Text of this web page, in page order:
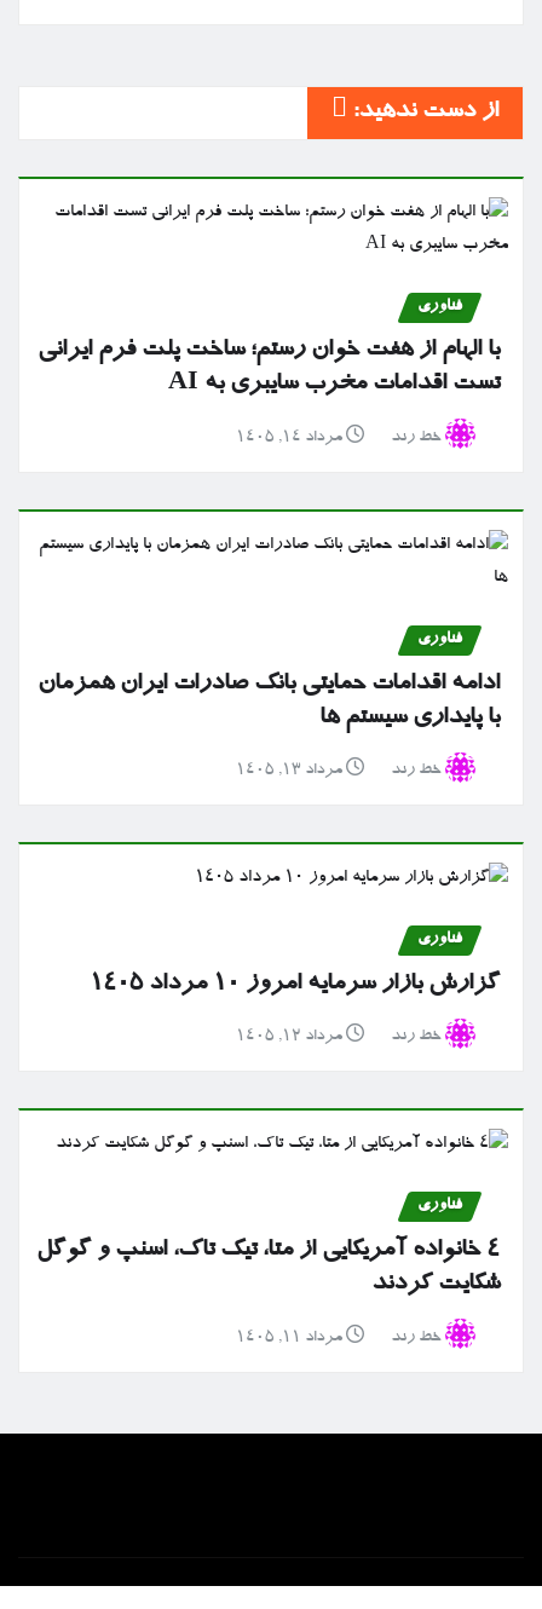
از دست ندهید:
فناوری
با الهام از هفت خوان رستم؛ ساخت پلت فرم ایرانی
تست اقدامات مخرب سایبری به AI
خط رند مرداد ۱۴, ۱۴۰۵
فناوری
ادامه اقدامات حمایتی بانک صادرات ایران همزمان
با پایداری سیستم ها
خط رند مرداد ۱۳, ۱۴۰۵
فناوری
گزارش بازار سرمایه امروز ۱۰ مرداد ۱۴۰۵
خط رند مرداد ۱۲, ۱۴۰۵
فناوری
۴ خانواده آمریکایی از متا، تیک تاک، اسنپ و گوگل
شکایت کردند
خط رند مرداد ۱۱, ۱۴۰۵